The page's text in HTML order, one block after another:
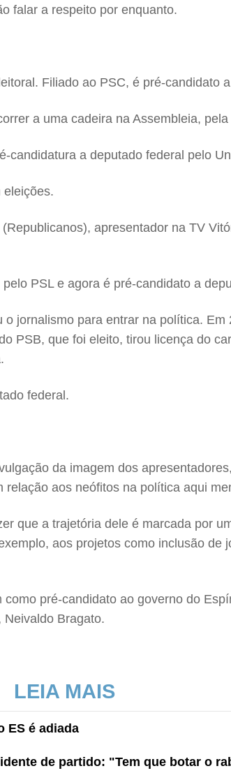
falar a respeito por enquanto.
Filiado ao PSC, é pré-candidato
a uma cadeira na Assembleia, pela
candidatura a deputado federal pelo
eleições.
(Republicanos), apresentador na TV
PSL e agora é pré-candidato a
jornalismo para entrar na política.
PSB, que foi eleito, tirou licença do
federal.
da imagem dos
aos neófitos na política aqui
que a trajetória dele é marcada por
aos projetos como inclusão
pré-candidato ao governo do
Neivaldo Bragato.
LEIA MAIS
ES é adiada
de partido: "Tem que botar o